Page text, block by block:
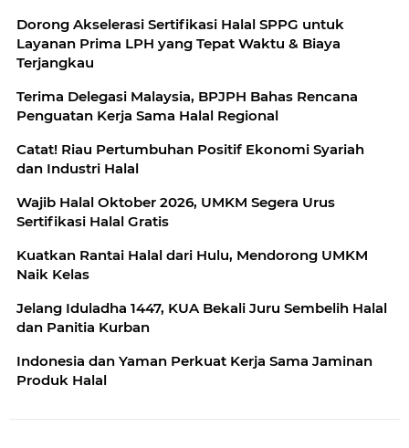
Dorong Akselerasi Sertifikasi Halal SPPG untuk
Layanan Prima LPH yang Tepat Waktu & Biaya
Terjangkau
Terima Delegasi Malaysia, BPJPH Bahas Rencana
Penguatan Kerja Sama Halal Regional
Catat! Riau Pertumbuhan Positif Ekonomi Syariah
dan Industri Halal
Wajib Halal Oktober 2026, UMKM Segera Urus
Sertifikasi Halal Gratis
Kuatkan Rantai Halal dari Hulu, Mendorong UMKM
Naik Kelas
Jelang Iduladha 1447, KUA Bekali Juru Sembelih Halal
dan Panitia Kurban
Indonesia dan Yaman Perkuat Kerja Sama Jaminan
Produk Halal